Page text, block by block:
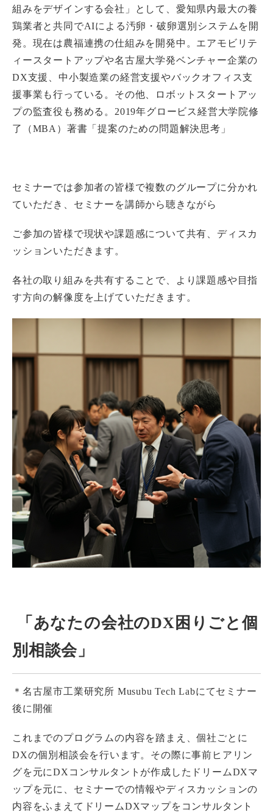
組みをデザインする会社」として、愛知県内最大の養
鶏業者と共同でAIによる汚卵・破卵選別システムを開
発。現在は農福連携の仕組みを開発中。エアモビリテ
ィースタートアップや名古屋大学発ベンチャー企業の
DX支援、中小製造業の経営支援やバックオフィス支
援事業も行っている。その他、ロボットスタートアッ
プの監査役も務める。2019年グロービス経営大学院修
了（MBA）著書「提案のための問題解決思考」
セミナーでは参加者の皆様で複数のグループに分かれ
ていただき、セミナーを講師から聴きながら
ご参加の皆様で現状や課題感について共有、ディスカ
ッションいただきます。
各社の取り組みを共有することで、より課題感や目指
す方向の解像度を上げていただきます。
「あなたの会社のDX困りごと個
別相談会」
＊名古屋市工業研究所 Musubu Tech Labにてセミナー
後に開催
これまでのプログラムの内容を踏まえ、個社ごとに
DXの個別相談会を行います。その際に事前ヒアリン
グを元にDXコンサルタントが作成したドリームDXマ
ップを元に、セミナーでの情報やディスカッションの
内容をふまえてドリームDXマップをコンサルタント